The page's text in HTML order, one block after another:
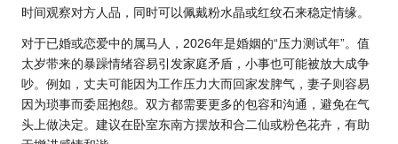
时间观察对方人品，同时可以佩戴粉水晶或红纹石来稳定情缘。
对于已婚或恋爱中的属马人，2026年是婚姻的“压力测试年”。值
太岁带来的暴躁情绪容易引发家庭矛盾，小事也可能被放大成争
吵。例如，丈夫可能因为工作压力大而回家发脾气，妻子则容易
因为琐事而委屈抱怨。双方都需要更多的包容和沟通，避免在气
头上做决定。建议在卧室东南方摆放和合二仙或粉色花卉，有助